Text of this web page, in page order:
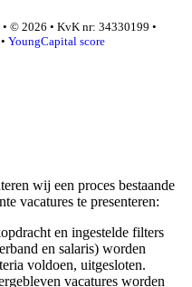
© 2026 • KvK nr: 34330199 •
• YoungCapital score
wij een proces bestaande
vacatures te presenteren:
en ingestelde filters
en salaris) worden
voldoen, uitgesloten.
vacatures worden